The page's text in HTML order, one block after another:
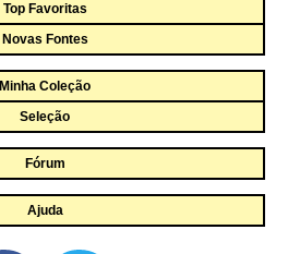
Top Favoritas
Novas Fontes
Minha Coleção
Seleção
Fórum
Ajuda